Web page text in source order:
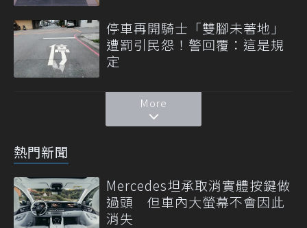
停車再開騎士「雙腳未著地」
遭罰引民怨！警回覆：這是規
定
More
熱門新聞
Mercedes坦承取消實體按鍵做
過頭 但車內大螢幕不會因此
消失